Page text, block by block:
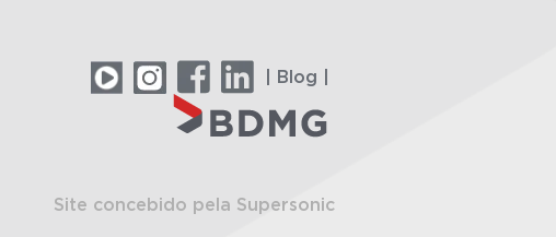
| Blog |
Site concebido pela Supersonic